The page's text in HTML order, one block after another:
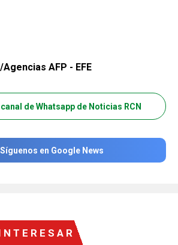
AFP - EFE
de Whatsapp de Noticias RCN
Síguenos en Google News